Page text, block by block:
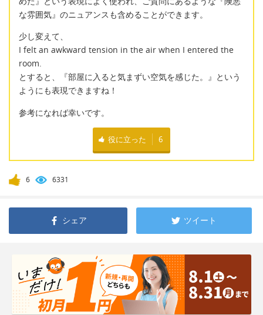
な雰囲気』のニュアンスも含めることができます。
少し変えて、
I felt an awkward tension in the air when I entered the
room.
とすると、『部屋に入ると気まずい空気を感じた。』という
ようにも表現できますね！
参考になれば幸いです。
役に立った 6
6 6331
シェア ツイート